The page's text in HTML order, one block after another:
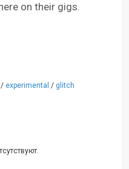
on their gigs.
/ experimental / glitch